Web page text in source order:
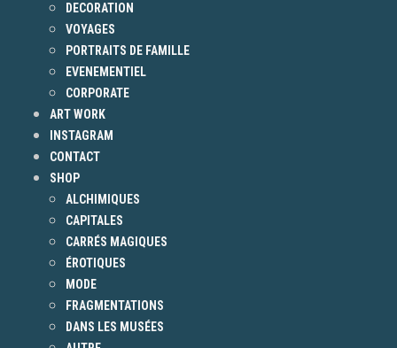
DECORATION
VOYAGES
PORTRAITS DE FAMILLE
EVENEMENTIEL
CORPORATE
ART WORK
INSTAGRAM
CONTACT
SHOP
ALCHIMIQUES
CAPITALES
CARRÉS MAGIQUES
ÉROTIQUES
MODE
FRAGMENTATIONS
DANS LES MUSÉES